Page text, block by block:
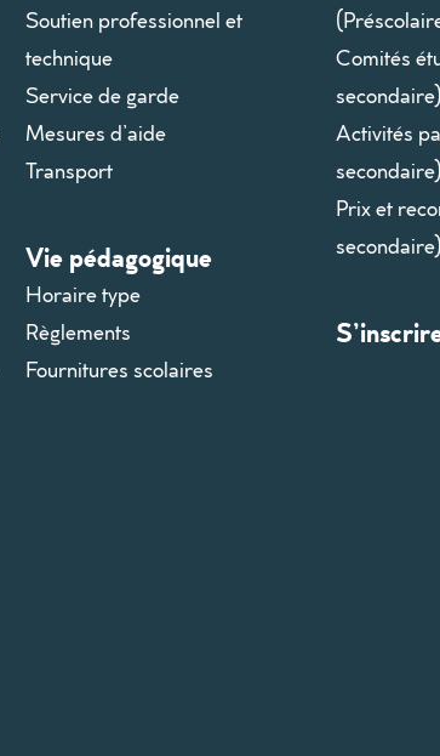
Soutien professionnel et
technique
Service de garde
Mesures d’aide
Transport
Vie pédagogique
Horaire type
Règlements
Fournitures scolaires
Comités
Activités
Prix et